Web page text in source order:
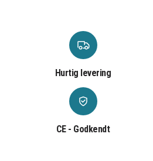
Hurtig levering
CE - Godkendt